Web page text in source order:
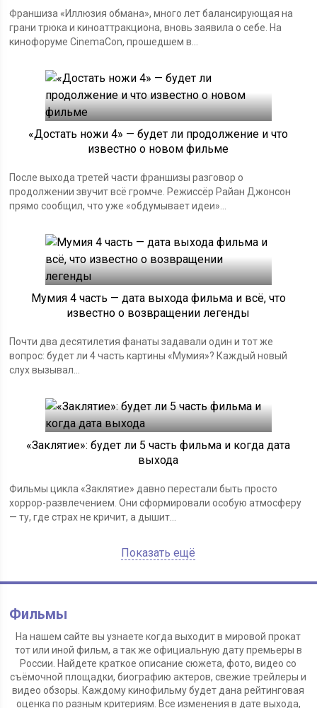
Франшиза «Иллюзия обмана», много лет балансирующая на
грани трюка и киноаттракциона, вновь заявила о себе. На
кинофоруме CinemaCon, прошедшем в...
«Достать ножи 4» — будет ли продолжение и что
известно о новом фильме
После выхода третей части франшизы разговор о
продолжении звучит всё громче. Режиссёр Райан Джонсон
прямо сообщил, что уже «обдумывает идеи»...
Мумия 4 часть — дата выхода фильма и всё, что
известно о возвращении легенды
Почти два десятилетия фанаты задавали один и тот же
вопрос: будет ли 4 часть картины «Мумия»? Каждый новый
слух вызывал...
«Заклятие»: будет ли 5 часть фильма и когда дата
выхода
Фильмы цикла «Заклятие» давно перестали быть просто
хоррор-развлечением. Они сформировали особую атмосферу
— ту, где страх не кричит, а дышит...
Показать ещё
Фильмы
На нашем сайте вы узнаете когда выходит в мировой прокат
тот или иной фильм, а так же официальную дату премьеры в
России. Найдете краткое описание сюжета, фото, видео со
съёмочной площадки, биографию актеров, свежие трейлеры и
видео обзоры. Каждому кинофильму будет дана рейтинговая
оценка по разным критериям. Все изменения в дате выхода,